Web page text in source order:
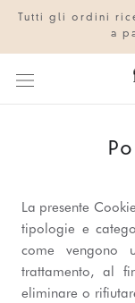
contenuto
Tutti gli ordini
a
La presente
tipologie e
come vengono
trattamento, al
eliminare o